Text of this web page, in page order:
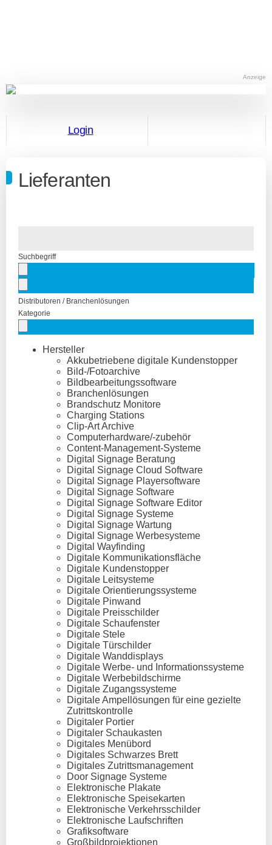
Anzeige
Login
Lieferanten
Suchbegriff
Distributoren / Branchenlösungen
Kategorie
Hersteller
Akkubetriebene digitale Kundenstopper
Bild-/Fotoarchive
Bildbearbeitungssoftware
Branchenlösungen
Brandschutz Monitore
Charging Stations
Clip-Art Archive
Computerhardware/-zubehör
Content-Management-Systeme
Digital Signage Beratung
Digital Signage Cloud Software
Digital Signage Playersoftware
Digital Signage Software
Digital Signage Software Editor
Digital Signage Systeme
Digital Signage Wartung
Digital Signage Werbesysteme
Digital Wayfinding
Digitale Kommunikationsfläche
Digitale Kundenstopper
Digitale Leitsysteme
Digitale Orientierungssysteme
Digitale Pinwand
Digitale Preisschilder
Digitale Schaufenster
Digitale Stele
Digitale Türschilder
Digitale Wanddisplays
Digitale Werbe- und Informationssysteme
Digitale Werbebildschirme
Digitale Zugangssysteme
Digitale Ampellösungen für eine gezielte
Zutrittskontrolle
Digitaler Portier
Digitaler Schaukasten
Digitales Menübord
Digitales Schwarzes Brett
Digitales Zutrittsmanagement
Door Signage Systeme
Elektronische Plakate
Elektronische Speisekarten
Elektronische Verkehrsschilder
Elektronische Laufschriften
Grafiksoftware
Großbildprojektionen